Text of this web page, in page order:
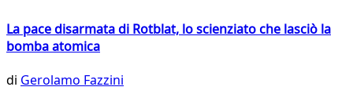
La pace disarmata di Rotblat, lo scienziato che lasciò la
bomba atomica
di Gerolamo Fazzini